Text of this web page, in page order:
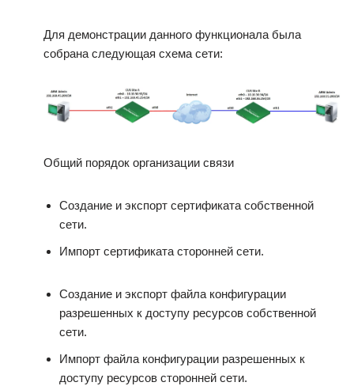
Для демонстрации данного функционала была
собрана следующая схема сети:
Общий порядок организации связи
Создание и экспорт сертификата собственной
сети.
Импорт сертификата сторонней сети.
Создание и экспорт файла конфигурации
разрешенных к доступу ресурсов собственной
сети.
Импорт файла конфигурации разрешенных к
доступу ресурсов сторонней сети.